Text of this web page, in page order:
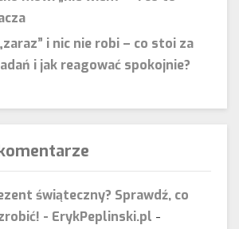
i nic nie robi – co stoi za
i jak reagować spokojnie?
świąteczny? Sprawdź, co
- ErykPeplinski.pl -